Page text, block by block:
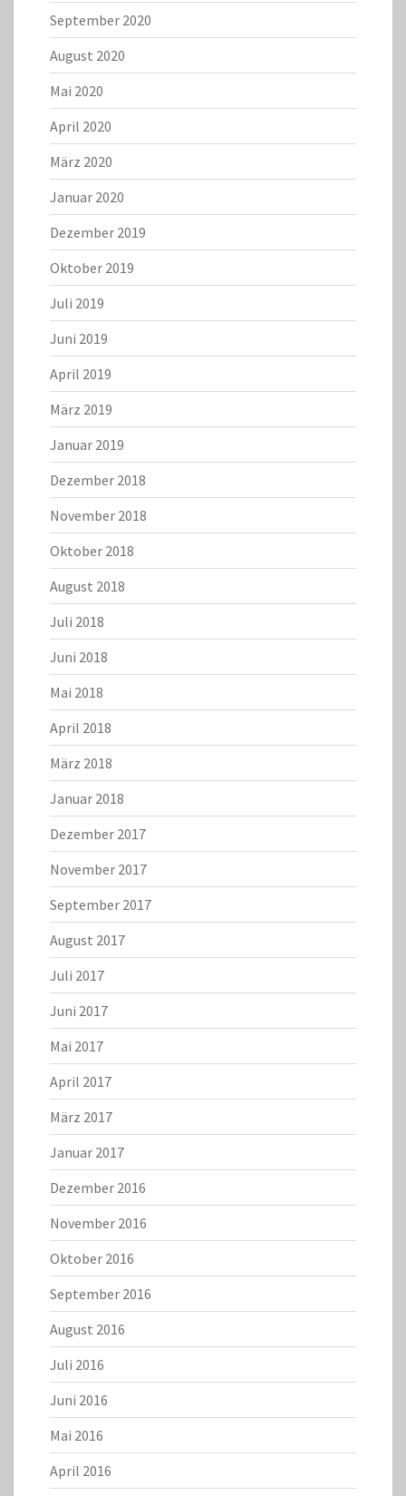
September 2020
August 2020
Mai 2020
April 2020
März 2020
Januar 2020
Dezember 2019
Oktober 2019
Juli 2019
Juni 2019
April 2019
März 2019
Januar 2019
Dezember 2018
November 2018
Oktober 2018
August 2018
Juli 2018
Juni 2018
Mai 2018
April 2018
März 2018
Januar 2018
Dezember 2017
November 2017
September 2017
August 2017
Juli 2017
Juni 2017
Mai 2017
April 2017
März 2017
Januar 2017
Dezember 2016
November 2016
Oktober 2016
September 2016
August 2016
Juli 2016
Juni 2016
Mai 2016
April 2016